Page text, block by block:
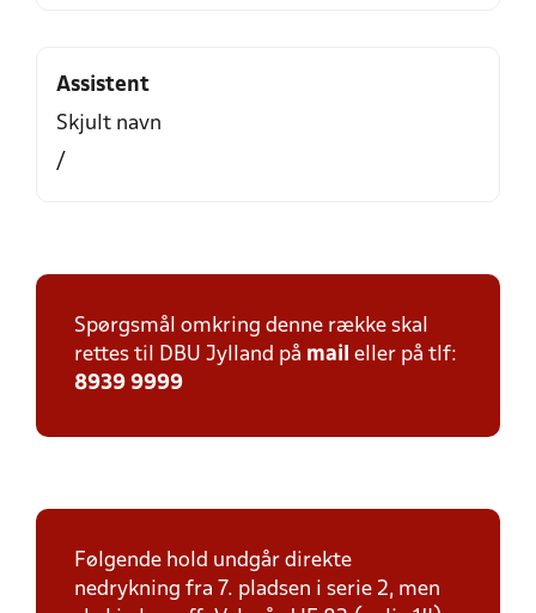
Assistent
Skjult navn
/
Spørgsmål omkring denne række skal
rettes til DBU Jylland på mail eller på tlf:
8939 9999
Følgende hold undgår direkte
nedrykning fra 7. pladsen i serie 2, men